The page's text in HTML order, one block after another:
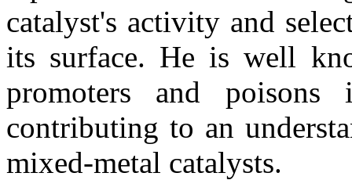
catalyst's activity and
its surface. He is well
promoters and
contributing to an
mixed-metal catalysts.